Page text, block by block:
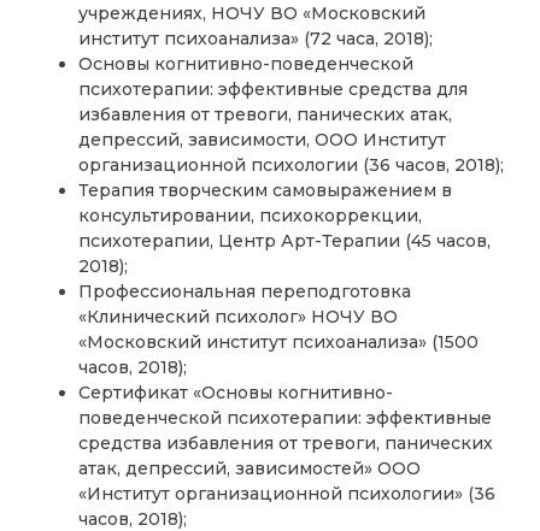
учреждениях, НОЧУ ВО «Московский
институт психоанализа» (72 часа, 2018);
Основы когнитивно-поведенческой
психотерапии: эффективные средства для
избавления от тревоги, панических атак,
депрессий, зависимости, ООО Институт
организационной психологии (36 часов, 2018);
Терапия творческим самовыражением в
консультировании, психокоррекции,
психотерапии, Центр Арт-Терапии (45 часов,
2018);
Профессиональная переподготовка
«Клинический психолог» НОЧУ ВО
«Московский институт психоанализа» (1500
часов, 2018);
Сертификат «Основы когнитивно-
поведенческой психотерапии: эффективные
средства избавления от тревоги, панических
атак, депрессий, зависимостей» ООО
«Институт организационной психологии» (36
часов, 2018);